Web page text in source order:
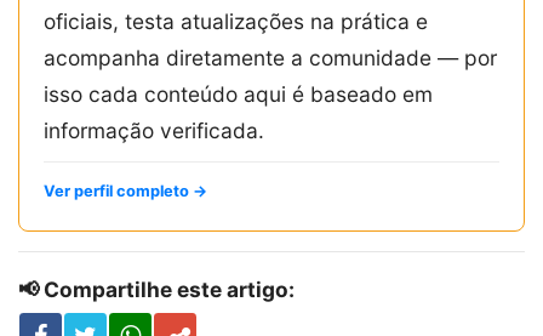
oficiais, testa atualizações na prática e
acompanha diretamente a comunidade — por
isso cada conteúdo aqui é baseado em
informação verificada.
Ver perfil completo →
📢 Compartilhe este artigo: